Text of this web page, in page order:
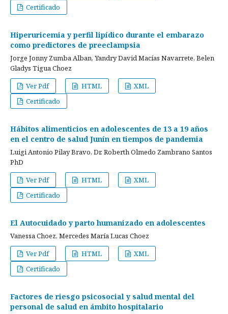
Certificado
Hiperuricemia y perfil lipídico durante el embarazo
como predictores de preeclampsia
Jorge Jonny Zumba Alban, Yandry David Macías Navarrete, Belen
Gladys Tigua Choez
Ver Pdf
HTML
XML
Certificado
Hábitos alimenticios en adolescentes de 13 a 19 años
en el centro de salud Junín en tiempos de pandemia
Luigi Antonio Pilay Bravo, Dr. Roberth Olmedo Zambrano Santos
PhD
Ver Pdf
HTML
XML
Certificado
El Autocuidado y parto humanizado en adolescentes
Vanessa Choez, Mercedes María Lucas Choez
Ver Pdf
HTML
XML
Certificado
Factores de riesgo psicosocial y salud mental del
personal de salud en ámbito hospitalario